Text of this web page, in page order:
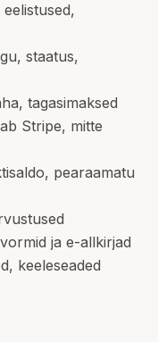
staatus,
tagasimaksed
Stripe, mitte
pearaamatu
ja e-allkirjad
keeleseaded